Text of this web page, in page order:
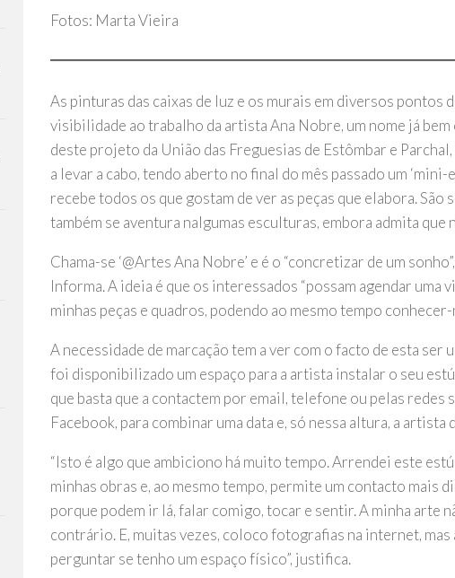
Fotos: Marta Vieira
As pinturas das caixas de luz e os murais em diversos pontos
visibilidade ao trabalho da artista Ana Nobre, um nome já bem
deste projeto da União das Freguesias de Estômbar e
a levar a cabo, tendo aberto no final do mês passado um ‘mini-
recebe todos os que gostam de ver as peças que elabora. São
também se aventura nalgumas esculturas, embora admita que
Chama-se ‘@Artes Ana Nobre’ e é o “concretizar de um
Informa. A ideia é que os interessados “possam agendar uma
minhas peças e quadros, podendo ao mesmo tempo
A necessidade de marcação tem a ver com o facto de esta ser
foi disponibilizado um espaço para a artista instalar o seu
que basta que a contactem por email, telefone ou pelas redes
Facebook, para combinar uma data e, só nessa altura, a artista
“Isto é algo que ambiciono há muito tempo. Arrendei este
minhas obras e, ao mesmo tempo, permite um contacto mais
porque podem ir lá, falar comigo, tocar e sentir. A minha arte
contrário. E, muitas vezes, coloco fotografias na internet, mas
perguntar se tenho um espaço físico”, justifica.